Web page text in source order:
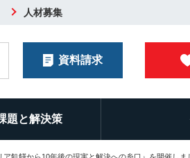
人材募集
資料請求
題と解決策